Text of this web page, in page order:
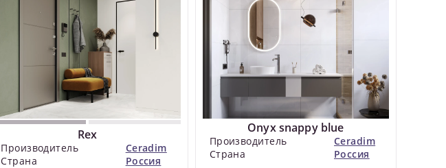
Rex
Производитель
Ceradim
Страна
Россия
Onyx snappy blue
Производитель
Ceradim
Страна
Россия